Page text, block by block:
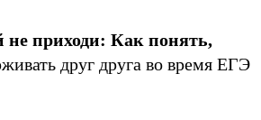
не приходи: Как понять,
друг друга во время ЕГЭ